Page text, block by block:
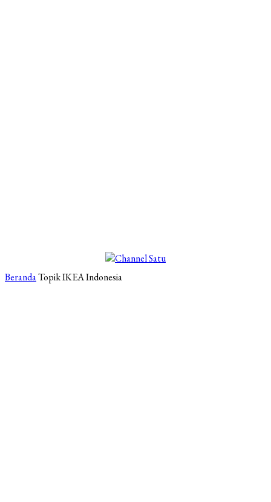
BerandaTopikIKEA Indonesia